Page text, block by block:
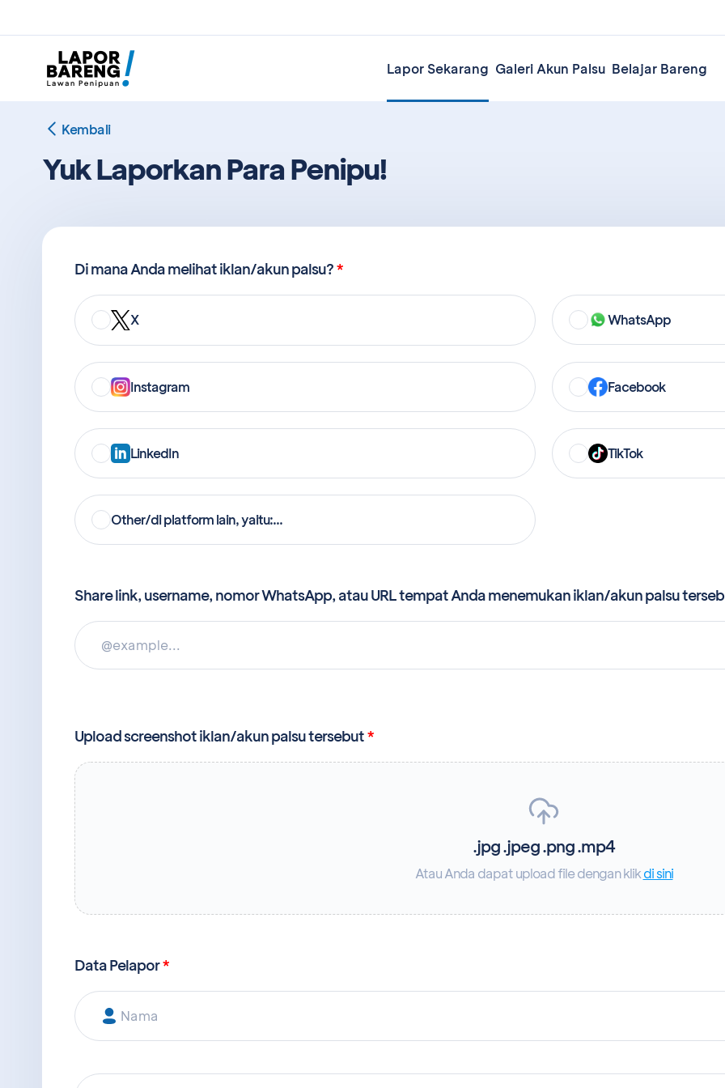
Lapor Sekarang Galeri Akun Palsu Belajar Bareng
Kembali
Yuk Laporkan Para Penipu!
Di mana Anda melihat iklan/akun palsu?*
X WhatsApp
Instagram Facebook
LinkedIn TikTok
Other/di platform lain, yaitu:...
Share link, username, nomor WhatsApp, atau URL tempat Anda menemukan iklan/akun palsu
Upload screenshot iklan/akun palsu tersebut*
.jpg .jpeg .png .mp4
Atau Anda dapat upload file dengan klikdi sini
Data Pelapor*